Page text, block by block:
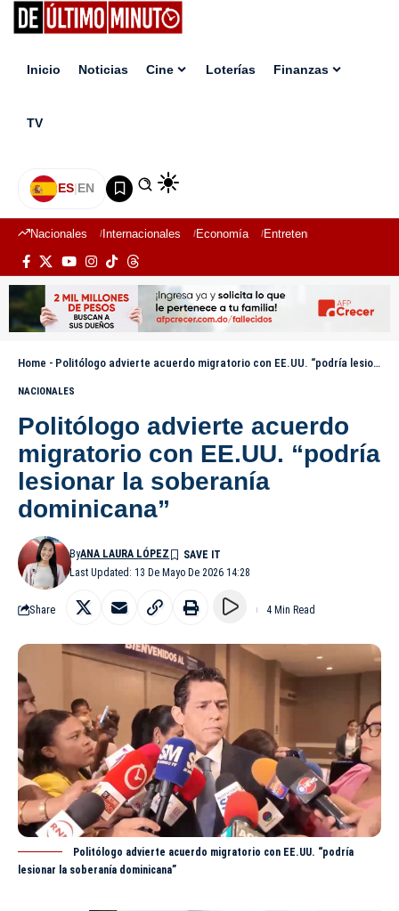
Inicio Noticias Cine Loterías Finanzas
TV
ES|EN
Nacionales Internacionales Economía Entretenimiento
Home - Politólogo advierte acuerdo migratorio con EE.UU. “podría lesionar la soberanía dominicana”
NACIONALES
Politólogo advierte acuerdo
migratorio con EE.UU. “podría
lesionar la soberanía
dominicana”
Last Updated: 13 De Mayo De 2026 14:28
ByANA LAURA LÓPEZ
Share 4 Min Read
Politólogo advierte acuerdo migratorio con EE.UU. “podría
lesionar la soberanía dominicana”